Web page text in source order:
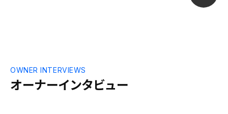
オーナーインタビュー
OWNER INTERVIEWS